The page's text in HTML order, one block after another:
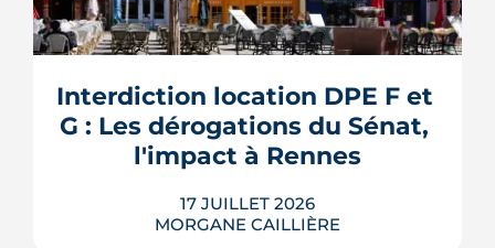
Louer, c'est aussi assurer. Entre
l'obligation légale, les garanties utiles
et les options commerciales, ce guide
bien sans payer pour rien.
LIRE L'ARTICLE
Interdiction location DPE F et
G : Les dérogations du Sénat,
l'impact à Rennes
17 JUILLET 2026
MORGANE CAILLIÈRE